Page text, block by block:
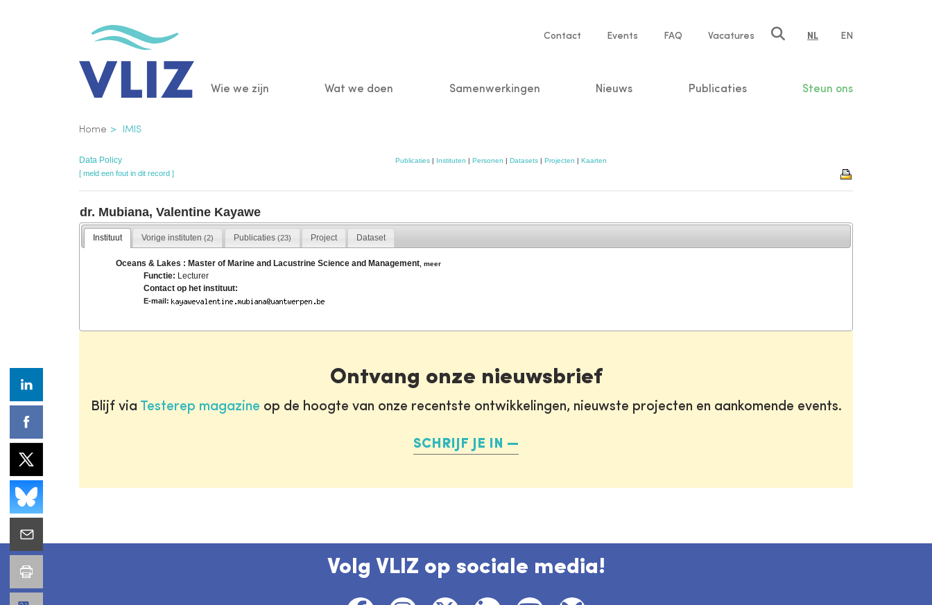
Service
Contact Events FAQ Vacatures NL EN
Main
Wie we zijn Wat we doen Samenwerkingen Nieuws Publicaties Steun ons
Kruimelpad
Home IMIS
Data Policy Publicaties| Instituten | Personen | Datasets| Projecten | Kaarten
[ meld een fout in dit record ]
dr. Mubiana, Valentine Kayawe
Instituut Vorige instituten(2) Publicaties (23) Project Dataset
Oceans & Lakes : Master of Marine and Lacustrine Science and Management ,meer
Functie: Lecturer
Contact op het instituut:
E-mail:
Ontvang onze nieuwsbrief
Blijf via Testerep magazine op de hoogte van onze recentste ontwikkelingen, nieuwste projecten en aankomende events.
SCHRIJF JE IN
Volg VLIZ op sociale media!